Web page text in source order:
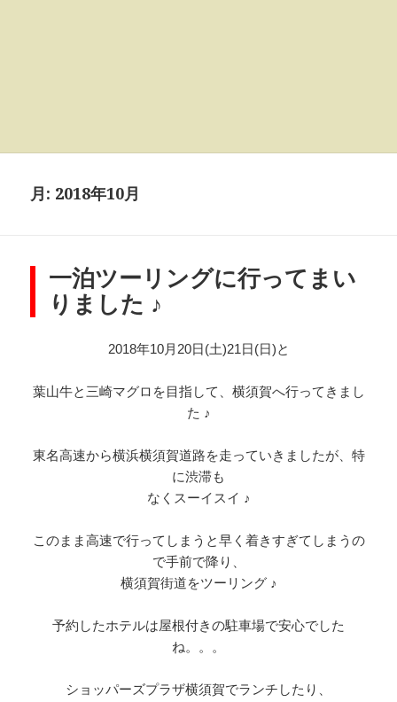
月: 2018年10月
一泊ツーリングに行ってまい
りました ♪
2018年10月20日(土)21日(日)と
葉山牛と三崎マグロを目指して、横須賀へ行ってきまし
た ♪
東名高速から横浜横須賀道路を走っていきましたが、特
に渋滞も
なくスーイスイ ♪
このまま高速で行ってしまうと早く着きすぎてしまうの
で手前で降り、
横須賀街道をツーリング ♪
予約したホテルは屋根付きの駐車場で安心でした
ね。。。
ショッパーズプラザ横須賀でランチしたり、